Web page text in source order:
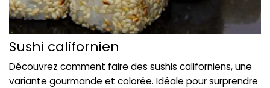
Sushi californien
Découvrez comment faire des sushis californiens, une
variante gourmande et colorée. Idéale pour surprendre